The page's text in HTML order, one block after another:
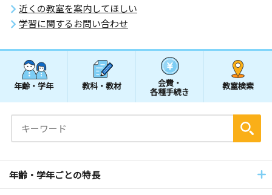
近くの教室を案内してほしい
学習に関するお問い合わせ
年齢・学年 教科・教材 会費・
各種手続き
教室検索
年齢・学年ごとの特長